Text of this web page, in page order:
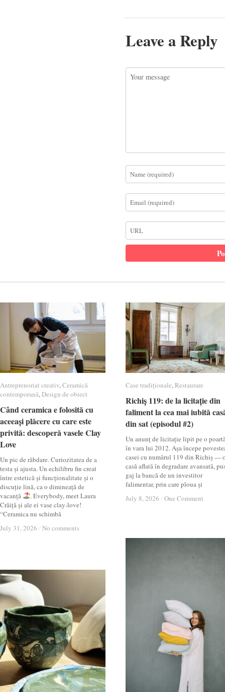
Leave a Reply
Antreprenoriat creativ,Ceramică
contemporană,Design de obiect
Când ceramica e folosită cu
aceeași plăcere cu care este
privită: descoperă vasele Clay
Love
Un pic de răbdare. Curiozitatea de a
testa și ajusta. Un echilibru fin creat
între estetică și funcționalitate și o
discuție lină, ca o dimineață de
vacanță
. Everybody, meet Laura
Crăiță și ale ei vase clay-love!
“Ceramica nu schimbă
July 31, 2026 / No comments
Antreprenoriat creativ Ceramică
contemporană Design de obiect
Când ceramica e folosită cu
aceeași plăcere cu care este
privită: descoperă vasele Clay
Love
July 31, 2026 / No comments
Case tradiționale,Restaurare
Richiș 119: de la licitație din
faliment la cea mai iubită
din sat (episodul #2)
Un anunț de licitație lipit pe o
în vara lui 2012. Așa începe
casei cu numărul 119 din Richiș —
casă aflată în degradare avansată,
gaj la bancă de un investitor
falimentar, prin care ploua și
July 8, 2026 / One Comment
Case tradiționale Restaurare
Richiș 119: de la licitație din
faliment la cea mai iubită
din sat (episodul #2)
July 8, 2026 / One Comment